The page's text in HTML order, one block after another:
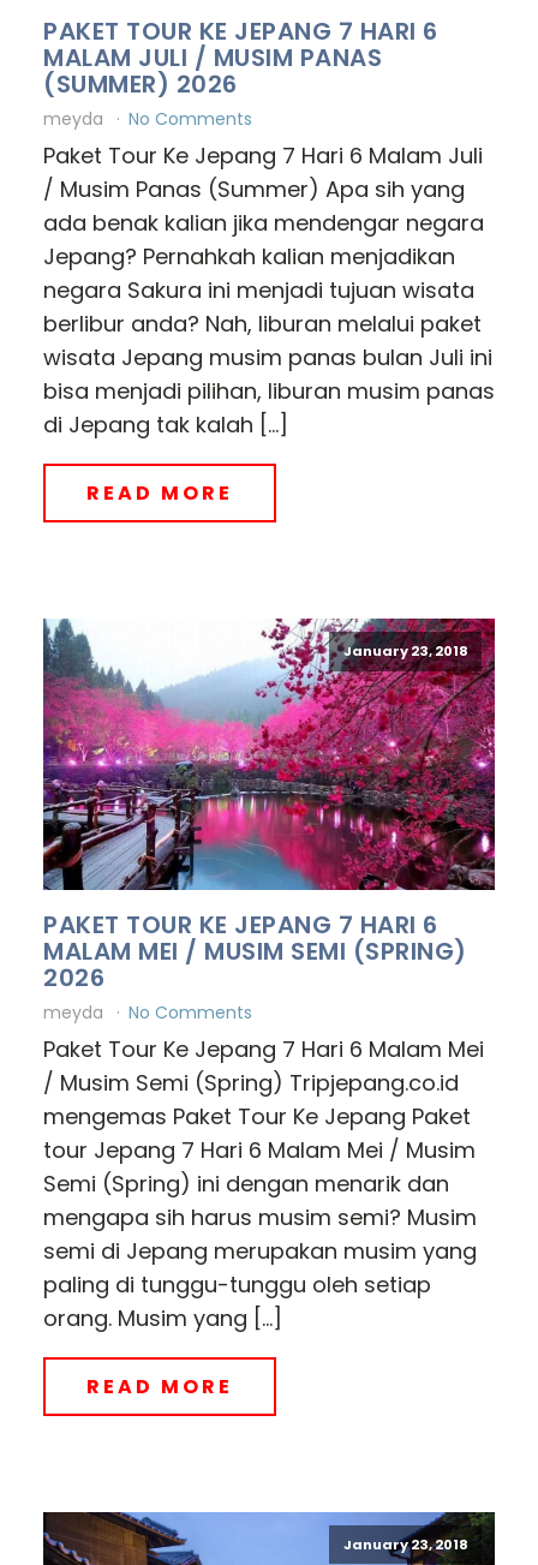
PAKET TOUR KE JEPANG 7 HARI 6
MALAM JULI / MUSIM PANAS
(SUMMER) 2026
meyda No Comments
Paket Tour Ke Jepang 7 Hari 6 Malam Juli
/ Musim Panas (Summer) Apa sih yang
ada benak kalian jika mendengar negara
Jepang? Pernahkah kalian menjadikan
negara Sakura ini menjadi tujuan wisata
berlibur anda? Nah, liburan melalui paket
wisata Jepang musim panas bulan Juli ini
bisa menjadi pilihan, liburan musim panas
di Jepang tak kalah […]
READ MORE
January 23, 2018
PAKET TOUR KE JEPANG 7 HARI 6
MALAM MEI / MUSIM SEMI (SPRING)
2026
meyda No Comments
Paket Tour Ke Jepang 7 Hari 6 Malam Mei
/ Musim Semi (Spring) Tripjepang.co.id
mengemas Paket Tour Ke Jepang Paket
tour Jepang 7 Hari 6 Malam Mei / Musim
Semi (Spring) ini dengan menarik dan
mengapa sih harus musim semi? Musim
semi di Jepang merupakan musim yang
paling di tunggu-tunggu oleh setiap
orang. Musim yang […]
READ MORE
January 23, 2018